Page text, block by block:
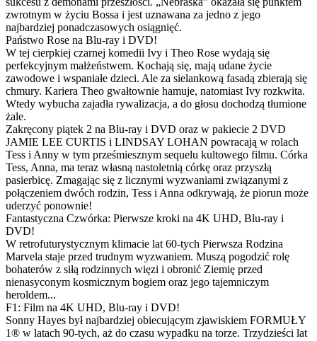
zwrotnym w życiu Bossa i jest uznawana za jedno z jego
najbardziej ponadczasowych osiągnięć.
Państwo Rose na Blu-ray i DVD!
W tej cierpkiej czarnej komedii Ivy i Theo Rose wydają się
perfekcyjnym małżeństwem. Kochają się, mają udane życie
zawodowe i wspaniałe dzieci. Ale za sielankową fasadą zbierają się
chmury. Kariera Theo gwałtownie hamuje, natomiast Ivy rozkwita.
Wtedy wybucha zajadła rywalizacja, a do głosu dochodzą tłumione
żale.
Zakręcony piątek 2 na Blu-ray i DVD oraz w pakiecie 2 DVD
JAMIE LEE CURTIS i LINDSAY LOHAN powracają w rolach
Tess i Anny w tym prześmiesznym sequelu kultowego filmu. Córka
Tess, Anna, ma teraz własną nastoletnią córkę oraz przyszłą
pasierbicę. Zmagając się z licznymi wyzwaniami związanymi z
połączeniem dwóch rodzin, Tess i Anna odkrywają, że piorun może
uderzyć ponownie!
Fantastyczna Czwórka: Pierwsze kroki na 4K UHD, Blu-ray i
DVD!
W retrofuturystycznym klimacie lat 60-tych Pierwsza Rodzina
Marvela staje przed trudnym wyzwaniem. Muszą pogodzić rolę
bohaterów z siłą rodzinnych więzi i obronić Ziemię przed
nienasyconym kosmicznym bogiem oraz jego tajemniczym
heroldem...
F1: Film na 4K UHD, Blu-ray i DVD!
Sonny Hayes był najbardziej obiecującym zjawiskiem FORMUŁY
1® w latach 90-tych, aż do czasu wypadku na torze. Trzydzieści lat